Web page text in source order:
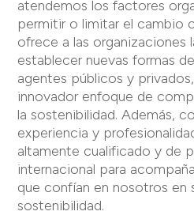
atendemos los factores
permitir o limitar el cambio
ofrece a las organizaciones
establecer nuevas formas
agentes públicos y
innovador enfoque de
la sostenibilidad. Además,
experiencia y
altamente cualificado y de
internacional para
que confían en nosotros en
sostenibilidad.